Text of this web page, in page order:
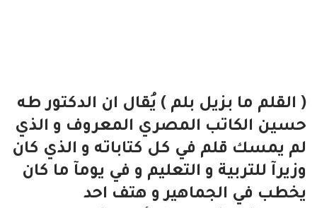
( القلم ما بزيل بلم ) يُقال ان الدكتور طه
حسين الكاتب المصري المعروف و الذي
لم يمسك قلم في كل كتاباته و الذي كان
وزيرآ للتربية و التعليم و في يومآ ما كان
يخطب في الجماهير و هتف احد